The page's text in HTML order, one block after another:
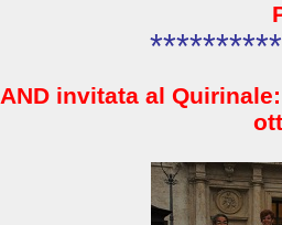
AND invitata al